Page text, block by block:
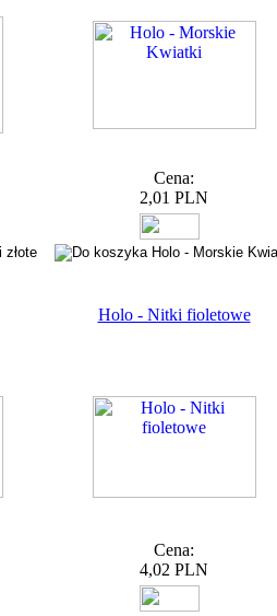
Cena:
2,01 PLN
Holo - Nitki fioletowe
Cena:
4,02 PLN